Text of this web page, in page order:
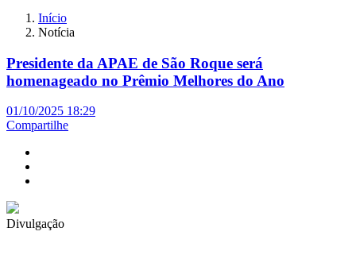
Início
Notícia
Presidente da APAE de São Roque será
homenageado no Prêmio Melhores do Ano
01/10/2025 18:29
Compartilhe
Divulgação